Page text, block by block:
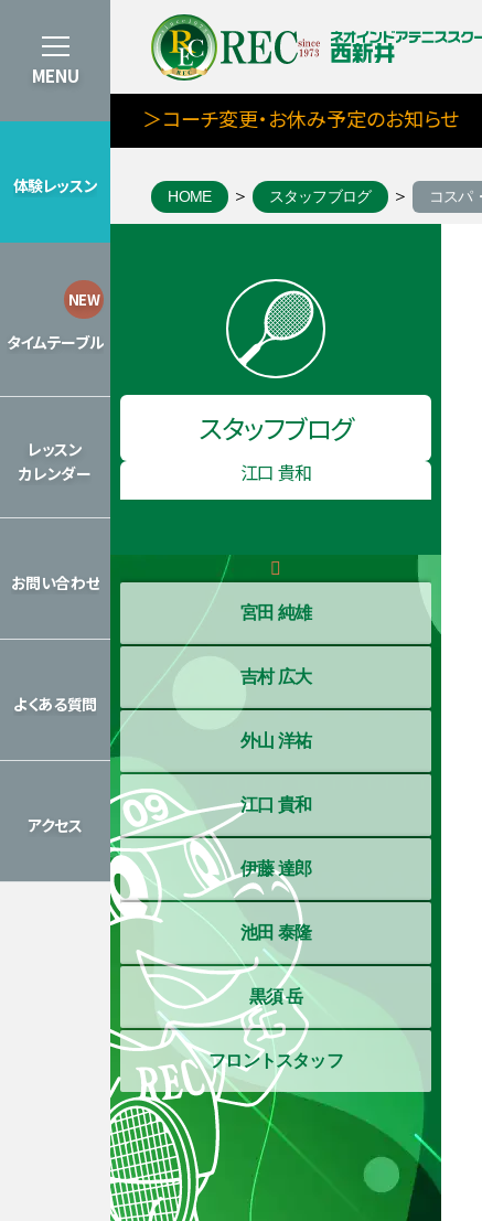
MENU
体験レッスン
NEW
タイムテーブル
タイムテーブル
8月期タイムテーブルを見る
レッスン
カレンダー
2026年のレッスンカレンダーを見
お問い合わせ
よくある質問
アクセス
＞コーチ変更・お休み予定のお知らせ
HOME スタッフブログ コスパ
スタッフブログ
江口 貴和
宮田 純雄
吉村 広大
外山 洋祐
江口 貴和
伊藤 達郎
池田 泰隆
黒須 岳
フロントスタッフ